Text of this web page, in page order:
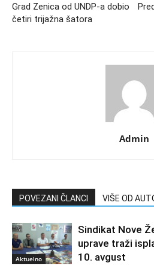
Grad Zenica od UNDP-a dobio
četiri trijažna šatora
Admin
POVEZANI ČLANCI VIŠE OD
Aktuelno
Sindikat Nove
uprave traži
10. avgust